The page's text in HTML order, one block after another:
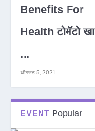
Benefits For
Health टोमॅटो खा
...
ऑगस्ट 5, 2021
EVENT Popular